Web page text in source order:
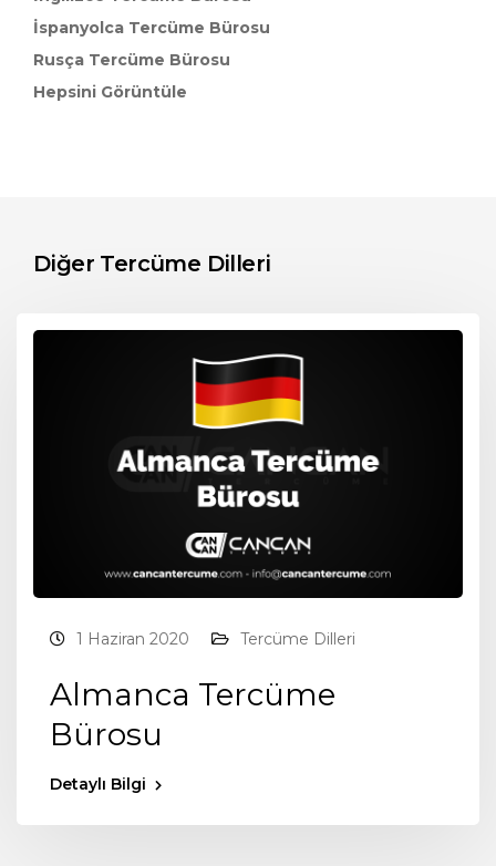
İspanyolca Tercüme Bürosu
Rusça Tercüme Bürosu
Hepsini Görüntüle
Diğer Tercüme Dilleri
1 Haziran 2020 Tercüme Dilleri
Almanca Tercüme
Bürosu
Detaylı Bilgi